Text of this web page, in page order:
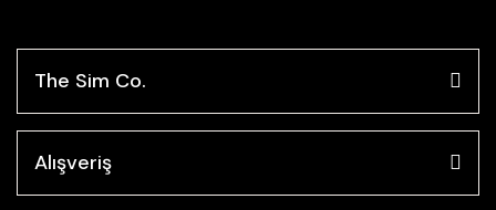
The Sim Co.
Alışveriş